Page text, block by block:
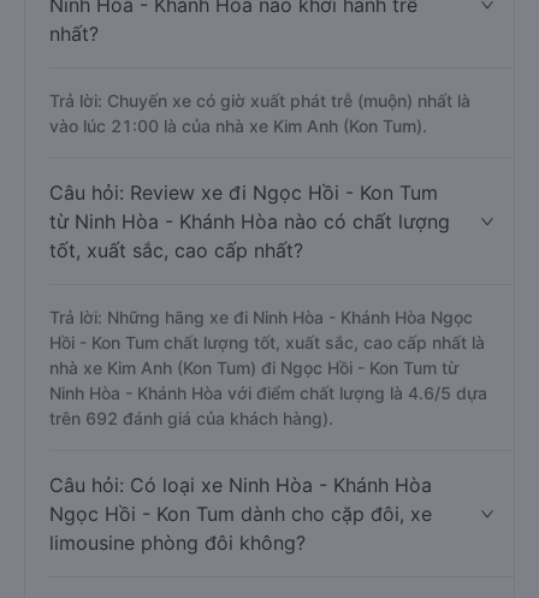
Ninh Hòa - Khánh Hòa nào khởi hành trễ
nhất?
Trả lời: Chuyến xe có giờ xuất phát trễ (muộn) nhất là
vào lúc 21:00 là của nhà xe Kim Anh (Kon Tum).
Câu hỏi: Review xe đi Ngọc Hồi - Kon Tum
từ Ninh Hòa - Khánh Hòa nào có chất lượng
tốt, xuất sắc, cao cấp nhất?
Trả lời: Những hãng xe đi Ninh Hòa - Khánh Hòa Ngọc
Hồi - Kon Tum chất lượng tốt, xuất sắc, cao cấp nhất là
nhà xe Kim Anh (Kon Tum) đi Ngọc Hồi - Kon Tum từ
Ninh Hòa - Khánh Hòa với điểm chất lượng là 4.6/5 dựa
trên 692 đánh giá của khách hàng).
Câu hỏi: Có loại xe Ninh Hòa - Khánh Hòa
Ngọc Hồi - Kon Tum dành cho cặp đôi, xe
limousine phòng đôi không?